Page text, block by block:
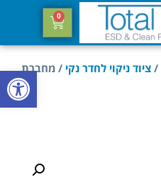
פתח
0
/ ציוד ניקוי לחדר נקי / מחברת